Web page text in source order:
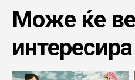
Може ќе ве
интересира